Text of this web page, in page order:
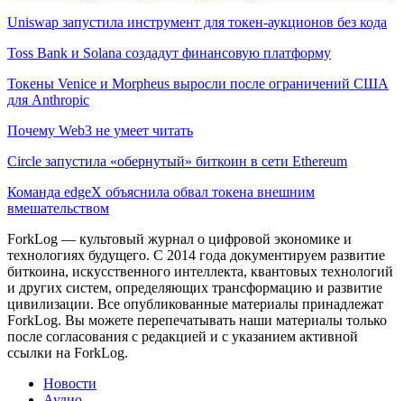
Uniswap запустила инструмент для токен-аукционов без кода
Toss Bank и Solana создадут финансовую платформу
Токены Venice и Morpheus выросли после ограничений США
для Anthropic
Почему Web3 не умеет читать
Circle запустила «обернутый» биткоин в сети Ethereum
Команда edgeX объяснила обвал токена внешним
вмешательством
ForkLog — культовый журнал о цифровой экономике и
технологиях будущего. С 2014 года документируем развитие
биткоина, искусственного интеллекта, квантовых технологий
и других систем, определяющих трансформацию и развитие
цивилизации. Все опубликованные материалы принадлежат
ForkLog. Вы можете перепечатывать наши материалы только
после согласования с редакцией и с указанием активной
ссылки на ForkLog.
Новости